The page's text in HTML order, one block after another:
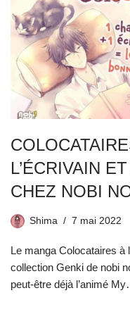
L’ÉCRIVAIN
CHEZ NOBI
Shima 7 mai 2022
Le manga Colocataires à
collection Genki de nobi
peut-être déjà l’animé